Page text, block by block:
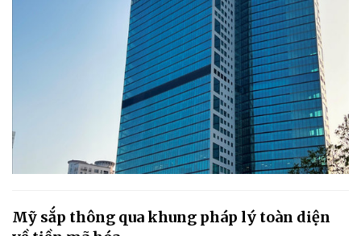
Mỹ sắp thông qua khung pháp lý toàn diện